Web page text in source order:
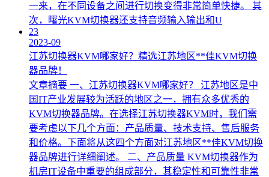
一来，在不同设备之间进行切换变得非常简单快捷。 其
次，曙光KVM切换器还支持音频输入输出和U
23
2023-09
江苏切换器KVM哪家好？精选江苏地区**佳KVM切换
器品牌！
文章摘要 一、江苏切换器KVM哪家好？ 江苏地区是中
国IT产业发展较为活跃的地区之一，拥有众多优秀的
KVM切换器品牌。在选择江苏切换器KVM时，我们需
要考虑以下几个方面：产品质量、技术支持、售后服务
和价格。下面将从这四个方面对江苏地区**佳KVM切换
器品牌进行详细阐述。 二、产品质量 KVM切换器作为
机房IT设备中重要的组成部分，其稳定性和可靠性非常